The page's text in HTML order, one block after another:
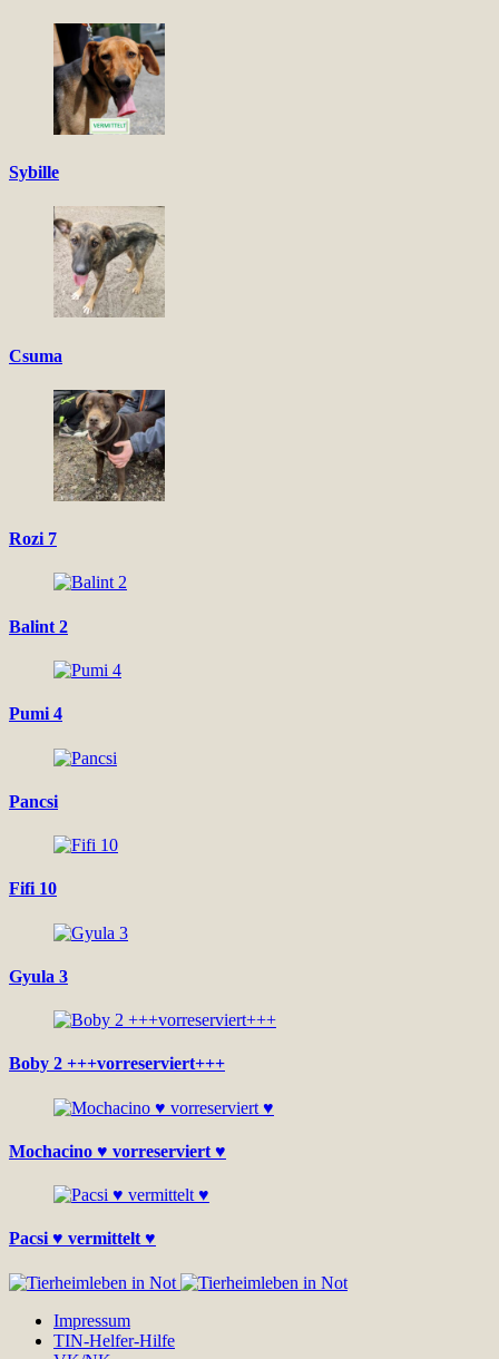
Sybille
Csuma
Rozi 7
Balint 2
Pumi 4
Pancsi
Fifi 10
Gyula 3
Boby 2 +++vorreserviert+++
Mochacino ♥ vorreserviert ♥
Pacsi ♥ vermittelt ♥
Impressum
TIN-Helfer-Hilfe